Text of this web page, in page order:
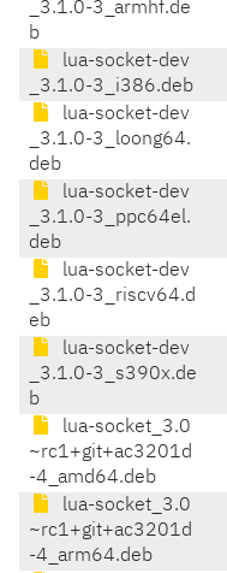
_3.1.0-3_armhf.de
b
lua-socket-dev
_3.1.0-3_i386.deb
lua-socket-dev
_3.1.0-3_loong64.
deb
lua-socket-dev
_3.1.0-3_ppc64el.
deb
lua-socket-dev
_3.1.0-3_riscv64.d
eb
lua-socket-dev
_3.1.0-3_s390x.de
b
lua-socket_3.0
~rc1+git+ac3201d
-4_amd64.deb
lua-socket_3.0
~rc1+git+ac3201d
-4_arm64.deb